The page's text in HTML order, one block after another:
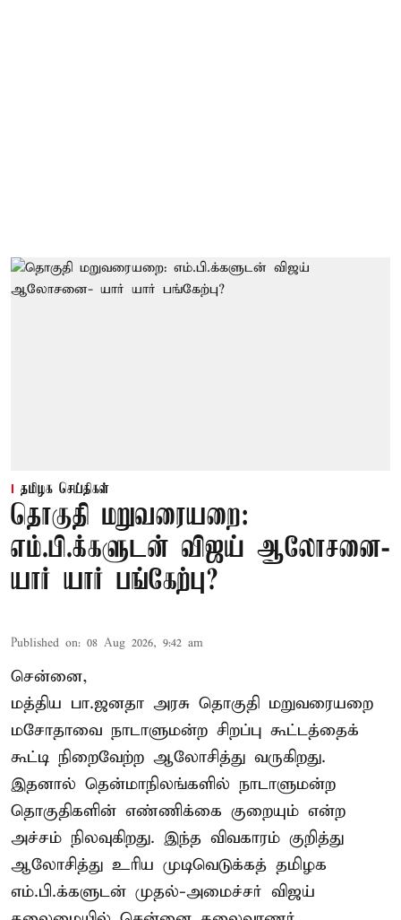
தமிழக செய்திகள்
தொகுதி மறுவரையறை:
எம்.பி.க்களுடன் விஜய் ஆலோசனை-
யார் யார் பங்கேற்பு?
Published on: 08 Aug 2026, 9:42 am
சென்னை,
மத்திய பா.ஜனதா அரசு தொகுதி மறுவரையறை
மசோதாவை நாடாளுமன்ற சிறப்பு கூட்டத்தைக்
கூட்டி நிறைவேற்ற ஆலோசித்து வருகிறது.
இதனால் தென்மாநிலங்களில் நாடாளுமன்ற
தொகுதிகளின் எண்ணிக்கை குறையும் என்ற
அச்சம் நிலவுகிறது. இந்த விவகாரம் குறித்து
ஆலோசித்து உரிய முடிவெடுக்கத் தமிழக
எம்.பி.க்களுடன் முதல்-அமைச்சர் விஜய்